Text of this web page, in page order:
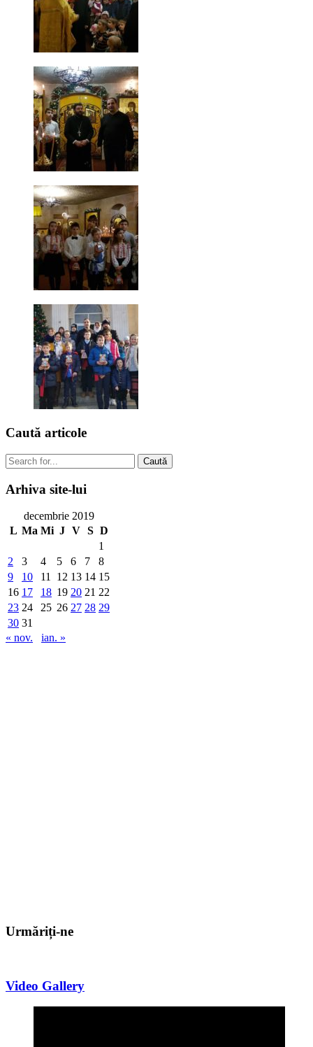
Caută articole
Caută
Arhiva site-lui
decembrie 2019
L Ma Mi J V S D
1
2
3 4 5 6 7
8
9
10 11 12 13 14 15
16 17 18 19 20 21 22
23 24 25 26 27 28 29
30 31
« nov.
ian. »
Urmăriți-ne
Video Gallery